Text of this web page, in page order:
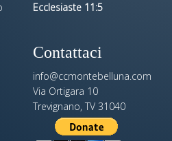
Ecclesiaste 11:5
Contattaci
info@ccmontebelluna.com
Via Ortigara 10
Trevignano, TV 31040